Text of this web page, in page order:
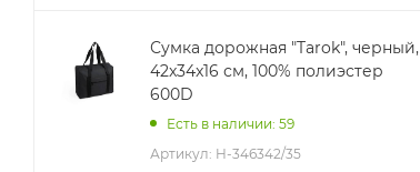
Сумка дорожная "Tarok", черный,
42x34x16 см, 100% полиэстер
600D
Есть в наличии: 59
Артикул: H-346342/35